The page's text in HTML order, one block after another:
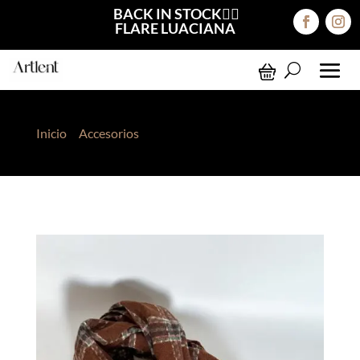
BACK IN STOCK❤️‍🔥
FLARE LUACIANA
Inicio> Accesorios> Pashmina Cuadros Marrón